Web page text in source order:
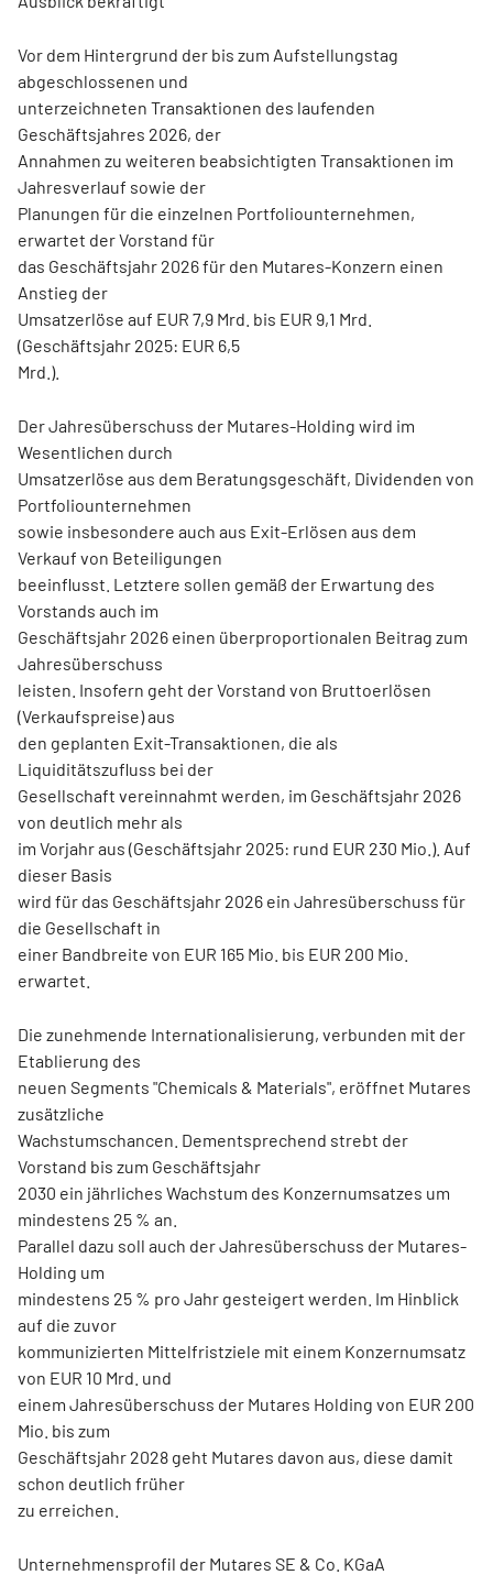
Vor dem Hintergrund der bis zum Aufstellungstag
abgeschlossenen und
unterzeichneten Transaktionen des laufenden
Geschäftsjahres 2026, der
Annahmen zu weiteren beabsichtigten Transaktionen im
Jahresverlauf sowie der
Planungen für die einzelnen Portfoliounternehmen,
erwartet der Vorstand für
das Geschäftsjahr 2026 für den Mutares-Konzern einen
Anstieg der
Umsatzerlöse auf EUR 7,9 Mrd. bis EUR 9,1 Mrd.
(Geschäftsjahr 2025: EUR 6,5
Mrd.).
Der Jahresüberschuss der Mutares-Holding wird im
Wesentlichen durch
Umsatzerlöse aus dem Beratungsgeschäft, Dividenden von
Portfoliounternehmen
sowie insbesondere auch aus Exit-Erlösen aus dem
Verkauf von Beteiligungen
beeinflusst. Letztere sollen gemäß der Erwartung des
Vorstands auch im
Geschäftsjahr 2026 einen überproportionalen Beitrag zum
Jahresüberschuss
leisten. Insofern geht der Vorstand von Bruttoerlösen
(Verkaufspreise) aus
den geplanten Exit-Transaktionen, die als
Liquiditätszufluss bei der
Gesellschaft vereinnahmt werden, im Geschäftsjahr 2026
von deutlich mehr als
im Vorjahr aus (Geschäftsjahr 2025: rund EUR 230 Mio.). Auf
dieser Basis
wird für das Geschäftsjahr 2026 ein Jahresüberschuss für
die Gesellschaft in
einer Bandbreite von EUR 165 Mio. bis EUR 200 Mio.
erwartet.
Die zunehmende Internationalisierung, verbunden mit der
Etablierung des
neuen Segments "Chemicals & Materials", eröffnet Mutares
zusätzliche
Wachstumschancen. Dementsprechend strebt der
Vorstand bis zum Geschäftsjahr
2030 ein jährliches Wachstum des Konzernumsatzes um
mindestens 25 % an.
Parallel dazu soll auch der Jahresüberschuss der Mutares-
Holding um
mindestens 25 % pro Jahr gesteigert werden. Im Hinblick
auf die zuvor
kommunizierten Mittelfristziele mit einem Konzernumsatz
von EUR 10 Mrd. und
einem Jahresüberschuss der Mutares Holding von EUR 200
Mio. bis zum
Geschäftsjahr 2028 geht Mutares davon aus, diese damit
schon deutlich früher
zu erreichen.
Unternehmensprofil der Mutares SE & Co. KGaA